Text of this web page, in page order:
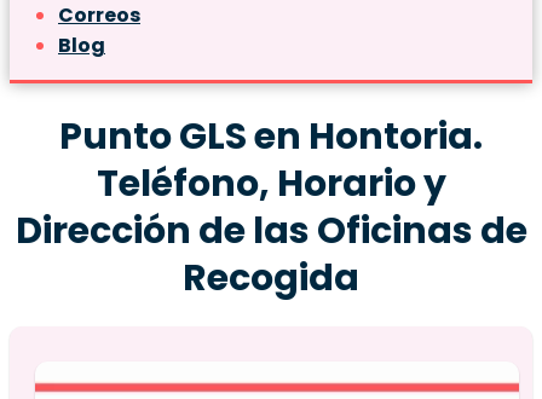
Correos
Blog
Punto GLS en Hontoria.
Teléfono, Horario y
Dirección de las Oficinas de
Recogida